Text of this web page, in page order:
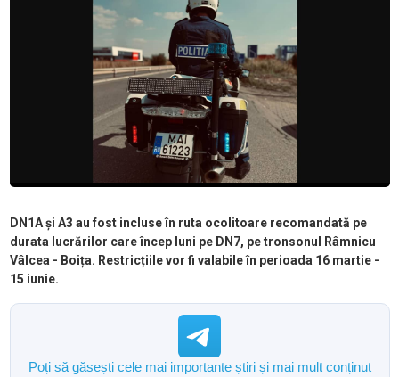
DN1A și A3 au fost incluse în ruta ocolitoare recomandată pe
durata lucrărilor care încep luni pe DN7, pe tronsonul Râmnicu
Vâlcea - Boița. Restricțiile vor fi valabile în perioada 16 martie -
15 iunie.
Poți să găsești cele mai importante știri și mai mult conținut